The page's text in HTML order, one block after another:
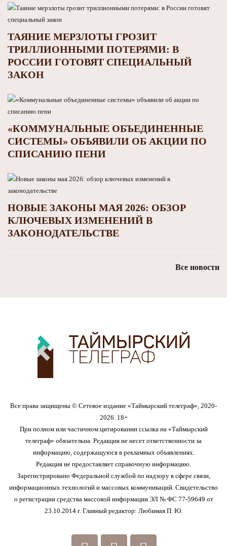
ТАЯНИЕ МЕРЗЛОТЫ ГРОЗИТ
ТРИЛЛИОННЫМИ ПОТЕРЯМИ: В
РОССИИ ГОТОВЯТ СПЕЦИАЛЬНЫЙ
ЗАКОН
«КОММУНАЛЬНЫЕ ОБЪЕДИНЕННЫЕ
СИСТЕМЫ» ОБЪЯВИЛИ ОБ АКЦИИ ПО
СПИСАНИЮ ПЕНИ
НОВЫЕ ЗАКОНЫ МАЯ 2026: ОБЗОР
КЛЮЧЕВЫХ ИЗМЕНЕНИЙ В
ЗАКОНОДАТЕЛЬСТВЕ
Все новости
Все права защищены © Сетевое издание «Таймырский телеграф», 2020-
2026. 18+
При полном или частичном цитировании ссылка на «Таймырский
телеграф» обязательна. Редакция не несет ответственности за
информацию, содержащуюся в рекламных объявлениях.
Редакция не предоставляет справочную информацию.
Зарегистрировано Федеральной службой по надзору в сфере связи,
информационных технологий и массовых коммуникаций. Свидетельство
о регистрации средства массовой информации ЭЛ № ФС 77-59649 от
23.10.2014 г. Главный редактор: Любимая П. Ю.